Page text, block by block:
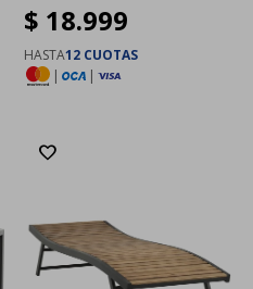
A133xA61xP54
$ 18.999
HASTA12 CUOTAS
|
|